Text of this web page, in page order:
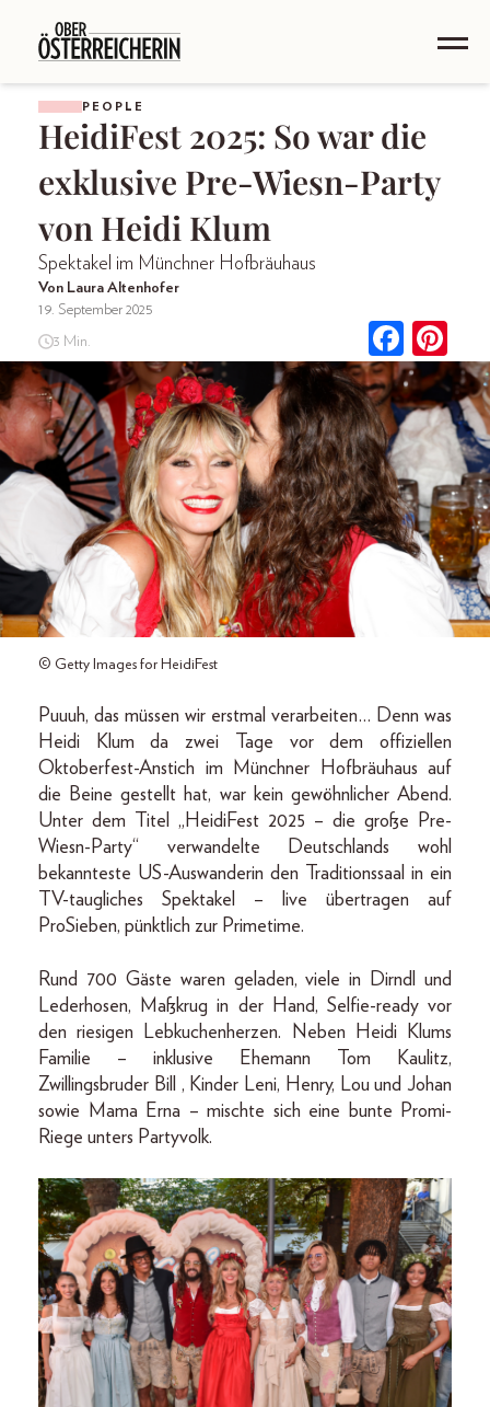
PEOPLE
HeidiFest 2025: So war die
exklusive Pre-Wiesn-Party
von Heidi Klum
Spektakel im Münchner Hofbräuhaus
Von Laura Altenhofer
19. September 2025
3 Min.
© Getty Images for HeidiFest
Puuuh, das müssen wir erstmal verarbeiten… Denn was
Heidi Klum da zwei Tage vor dem offiziellen
Oktoberfest-Anstich im Münchner Hofbräuhaus auf
die Beine gestellt hat, war kein gewöhnlicher Abend.
Unter dem Titel „HeidiFest 2025 – die große Pre-
Wiesn-Party“ verwandelte Deutschlands wohl
bekannteste US-Auswanderin den Traditionssaal in ein
TV-taugliches Spektakel – live übertragen auf
ProSieben, pünktlich zur Primetime.
Rund 700 Gäste waren geladen, viele in Dirndl und
Lederhosen, Maßkrug in der Hand, Selfie-ready vor
den riesigen Lebkuchenherzen. Neben Heidi Klums
Familie – inklusive Ehemann Tom Kaulitz,
Zwillingsbruder Bill , Kinder Leni, Henry, Lou und Johan
sowie Mama Erna – mischte sich eine bunte Promi-
Riege unters Partyvolk.